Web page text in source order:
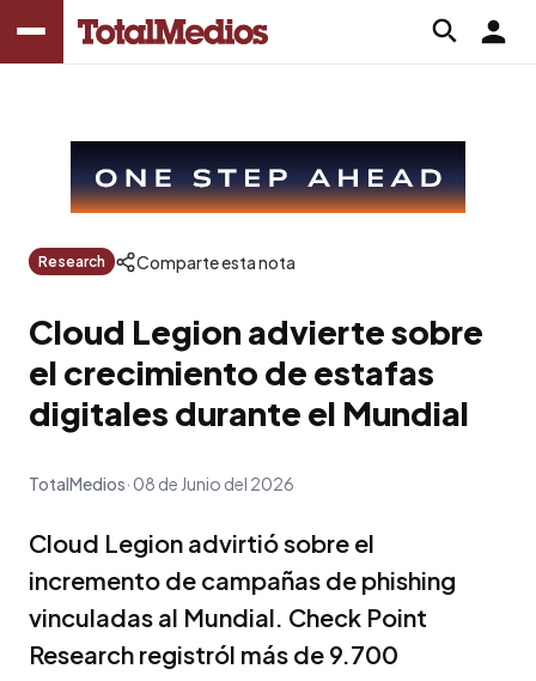
Research Comparte esta nota
Cloud Legion advierte sobre
el crecimiento de estafas
digitales durante el Mundial
TotalMedios 08 de Junio del 2026
Cloud Legion advirtió sobre el
incremento de campañas de phishing
vinculadas al Mundial. Check Point
Research registról más de 9.700